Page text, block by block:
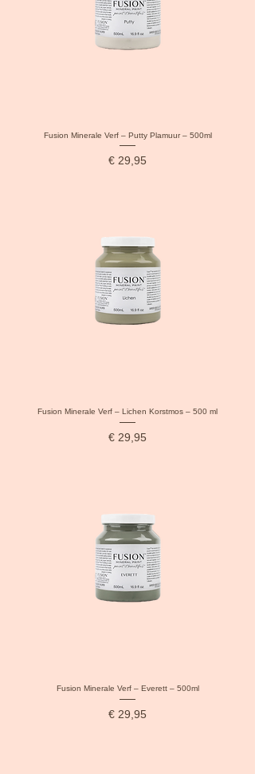
Fusion Minerale Verf – Putty Plamuur – 500ml
Prijs
€ 29,95
Fusion Minerale Verf – Lichen Korstmos – 500 ml
Prijs
€ 29,95
Fusion Minerale Verf – Everett – 500ml
Prijs
€ 29,95